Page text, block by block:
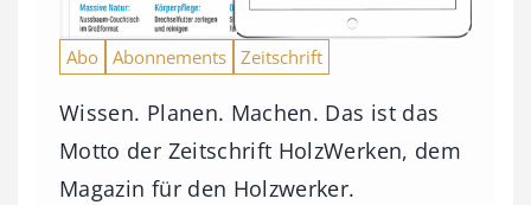
Abo Abonnements Zeitschrift
Wissen. Planen. Machen. Das ist das
Motto der Zeitschrift HolzWerken, dem
Magazin für den Holzwerker.